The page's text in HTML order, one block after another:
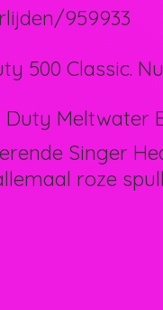
959933
500 Classic.
Meltwater
Singer
roze